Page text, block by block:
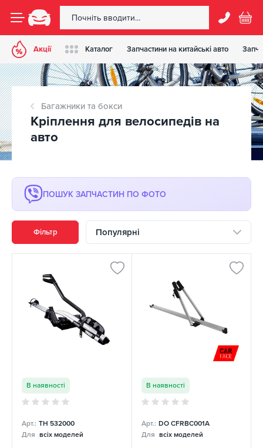
Акції Каталог Запчастини на китайські авто
Багажники та бокси
Кріплення для велосипедів на
авто
ПОШУК ЗАПЧАСТИН ПО ФОТО
Фільтр Популярні
В наявності
Арт.: TH 532000
Для всіх моделей
В наявності
Арт.: DO CFRBC001A
Для всіх моделей